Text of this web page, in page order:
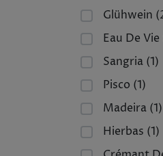
Glühwein
Eau De Vie
Sangria (1)
Pisco (1)
Madeira (1)
Hierbas (1)